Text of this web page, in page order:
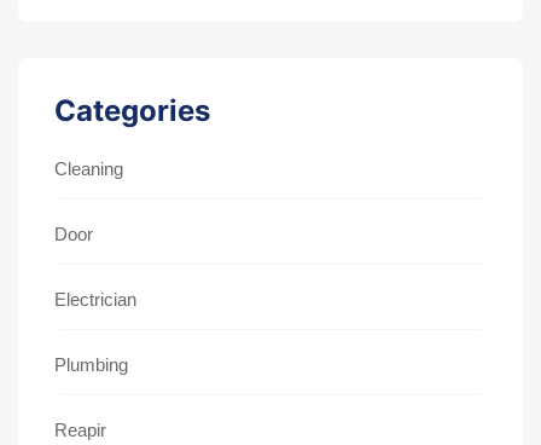
Categories
Cleaning
Door
Electrician
Plumbing
Reapir